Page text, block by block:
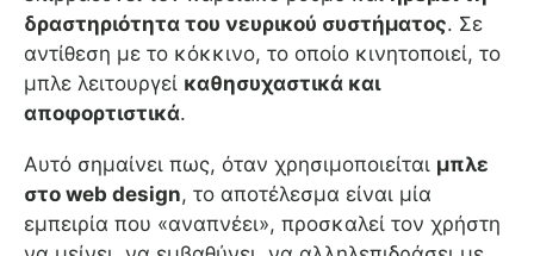
δραστηριότητα του νευρικού συστήματος. Σε
αντίθεση με το κόκκινο, το οποίο κινητοποιεί, το
μπλε λειτουργεί καθησυχαστικά και
αποφορτιστικά.
Αυτό σημαίνει πως, όταν χρησιμοποιείται μπλε
στο web design, το αποτέλεσμα είναι μία
εμπειρία που «αναπνέει», προσκαλεί τον χρήστη